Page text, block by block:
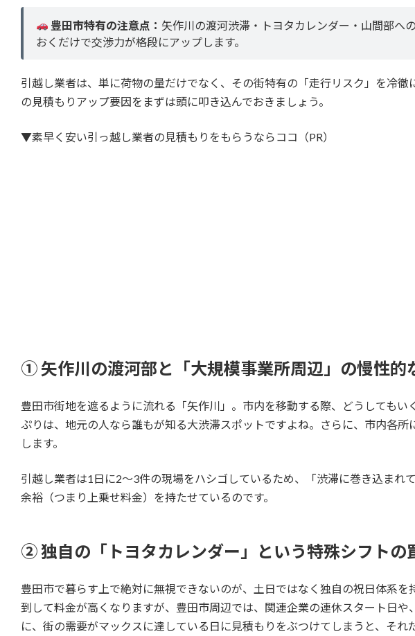
豊田市特有の注意点： 矢作川の渡河渋滞・トヨタカレンダー・山間部へ
おくだけで交渉力が格段にアップします。
引越し業者は、単に荷物の量だけでなく、その街特有の「走行リスク」を冷
の見積もりアップ要因をまずは頭に叩き込んでおきましょう。
▼素早く安い引っ越し業者の見積もりをもらうならココ（PR）
① 矢作川の渡河部と「大規模事業所周辺」の慢性的
豊田市街地を遮るように流れる「矢作川」。市内を移動する際、どうしても
ぷりは、地元の人なら誰もが知る大渋滞スポットですよね。さらに、市内各
します。
引越し業者は1日に2〜3件の現場をハシゴしているため、「渋滞に巻き込ま
余裕（つまり上乗せ料金）を持たせているのです。
② 独自の「トヨタカレンダー」という特殊シフトの
豊田市で暮らす上で絶対に無視できないのが、土日ではなく独自の祝日体系
到して料金が高くなりますが、豊田市周辺では、関連企業の連休スタート日
に、街の需要がマックスに達している日に見積もりをぶつけてしまうと、そ